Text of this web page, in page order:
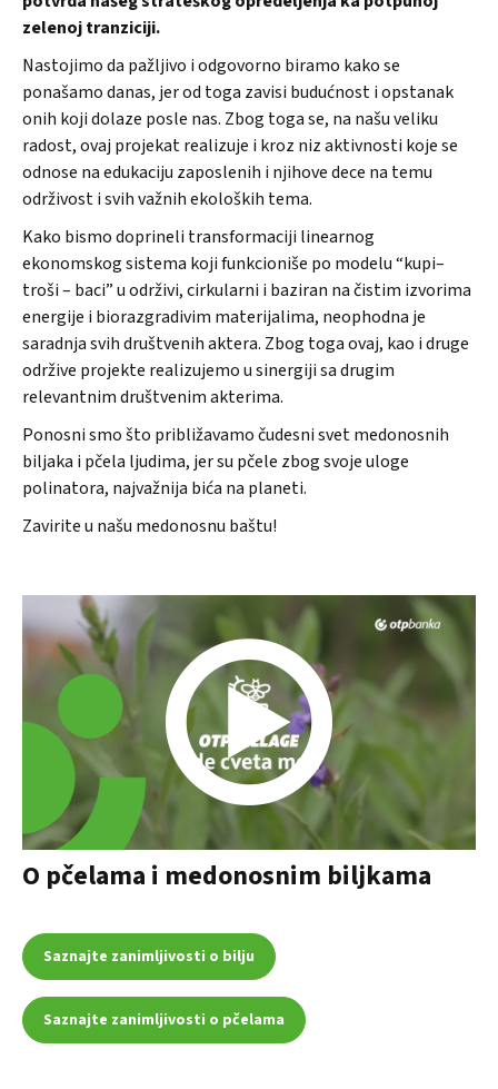
zelenoj tranziciji.
Nastojimo da pažljivo i odgovorno biramo kako se
ponašamo danas, jer od toga zavisi budućnost i opstanak
onih koji dolaze posle nas. Zbog toga se, na našu veliku
radost, ovaj projekat realizuje i kroz niz aktivnosti koje se
odnose na edukaciju zaposlenih i njihove dece na temu
održivost i svih važnih ekoloških tema.
Kako bismo doprineli transformaciji linearnog
ekonomskog sistema koji funkcioniše po modelu “kupi–
troši – baci” u održivi, cirkularni i baziran na čistim izvorima
energije i biorazgradivim materijalima, neophodna je
saradnja svih društvenih aktera. Zbog toga ovaj, kao i druge
održive projekte realizujemo u sinergiji sa drugim
relevantnim društvenim akterima.
Ponosni smo što približavamo čudesni svet medonosnih
biljaka i pčela ljudima, jer su pčele zbog svoje uloge
polinatora, najvažnija bića na planeti.
Zavirite u našu medonosnu baštu!
O pčelama i medonosnim biljkama
Saznajte zanimljivosti o bilju
Saznajte zanimljivosti o pčelama